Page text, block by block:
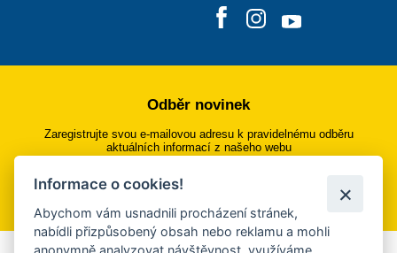
Odběr novinek
Zaregistrujte svou e-mailovou adresu k pravidelnému odběru
aktuálních informací z našeho webu
Přihlásit se k odběru
Informace o cookies!
Abychom vám usnadnili procházení stránek,
nabídli přizpůsobený obsah nebo reklamu a mohli